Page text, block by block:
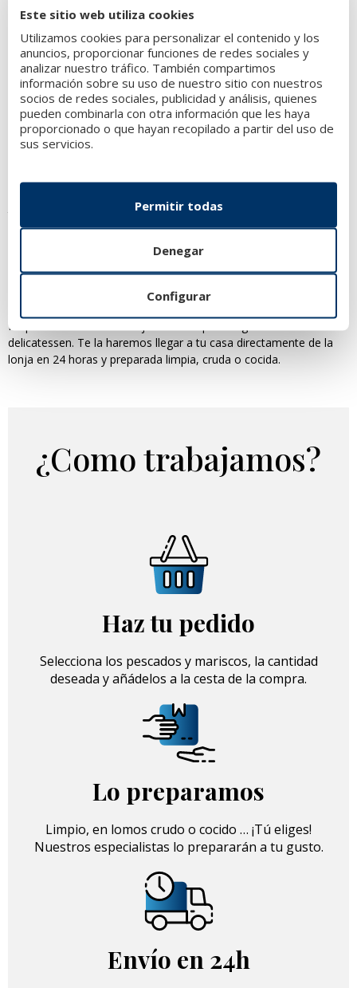
medidas.
Solo tienes que indicarnos la cantidad de centollas que deseas en
función de su peso y añadirlas a tu carrito de la compra. En solo
24 horas las podrásrecibir en tu casa totalmente frescas
preparadas a tu gusto.
Precio de la centolla gallega de
lonja
Podrás disfrutar delmejor precio de la centolla gallega de
todos y que encontrarás en Pescados Noroeste. Te
garantizamos la máxima calidad en tu compra. La mejor manera
de que, estés donde estés, puedas disfrutar de los
comprar centolla gallega de lonja online
Prepara tu mesa de la mejor manera para degustar esta
delicatessen. Te la haremos llegar a tu casa directamente de la
lonja en 24 horas y preparada limpia, cruda o cocida.
¿Como trabajamos?
Haz tu pedido
Selecciona los pescados y mariscos, la cantidad
deseada y añádelos a la cesta de la compra.
Lo preparamos
Limpio, en lomos crudo o cocido … ¡Tú eliges!
Nuestros especialistas lo prepararán a tu gusto.
Envío en 24h
Este sitio web utiliza cookies
Utilizamos cookies para personalizar el contenido y los
anuncios, proporcionar funciones de redes sociales y
analizar nuestro tráfico. También compartimos
información sobre su uso de nuestro sitio con nuestros
socios de redes sociales, publicidad y análisis, quienes
pueden combinarla con otra información que les haya
proporcionado o que hayan recopilado a partir del uso de
sus servicios.
Configurar
Denegar
Permitir todas